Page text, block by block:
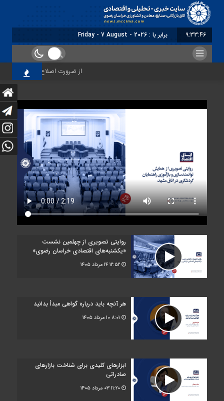
9:33:46 برابر با : Friday - 7 August - 2026
از ضرورت اصلاح رویه‌های
روایتی تصویری از چهلمین نشست
«یکشنبه‌های اقتصادی خراسان رضوی»
۱۴ مرداد ۱۴۰۵
هر آنچه باید درباره گواهی مبدأ بدانید
۱۰ مرداد ۱۴۰۵
ابزارهای کلیدی برای شناخت بازارهای
صادراتی
۰۳ مرداد ۱۴۰۵